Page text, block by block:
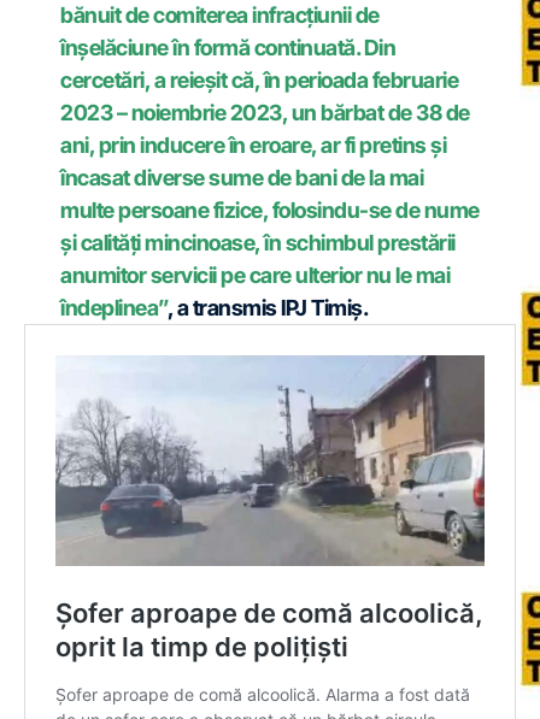
bănuit de comiterea infracţiunii de
înşelăciune în formă continuată. Din
cercetări, a reieşit că, în perioada februarie
2023 – noiembrie 2023, un bărbat de 38 de
ani, prin inducere în eroare, ar fi pretins şi
încasat diverse sume de bani de la mai
multe persoane fizice, folosindu-se de nume
şi calităţi mincinoase, în schimbul prestării
anumitor servicii pe care ulterior nu le mai
îndeplinea”, a transmis IPJ Timiş.